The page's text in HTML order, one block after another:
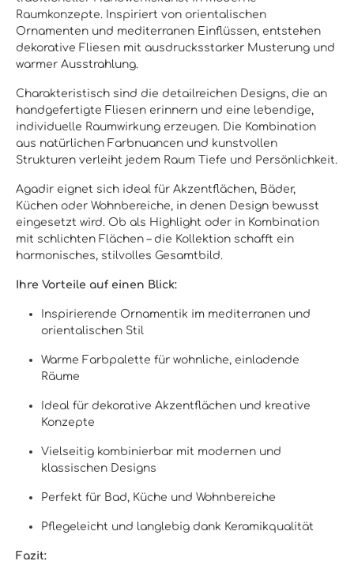
Raumkonzepte. Inspiriert von orientalischen
Ornamenten und mediterranen Einflüssen, entstehen
dekorative Fliesen mit ausdrucksstarker Musterung und
warmer Ausstrahlung.
Charakteristisch sind die detailreichen Designs, die an
handgefertigte Fliesen erinnern und eine lebendige,
individuelle Raumwirkung erzeugen. Die Kombination
aus natürlichen Farbnuancen und kunstvollen
Strukturen verleiht jedem Raum Tiefe und Persönlichkeit.
Agadir eignet sich ideal für Akzentflächen, Bäder,
Küchen oder Wohnbereiche, in denen Design bewusst
eingesetzt wird. Ob als Highlight oder in Kombination
mit schlichten Flächen – die Kollektion schafft ein
harmonisches, stilvolles Gesamtbild.
Ihre Vorteile auf einen Blick:
Inspirierende Ornamentik im mediterranen und
orientalischen Stil
Warme Farbpalette für wohnliche, einladende
Räume
Ideal für dekorative Akzentflächen und kreative
Konzepte
Vielseitig kombinierbar mit modernen und
klassischen Designs
Perfekt für Bad, Küche und Wohnbereiche
Pflegeleicht und langlebig dank Keramikqualität
Fazit: